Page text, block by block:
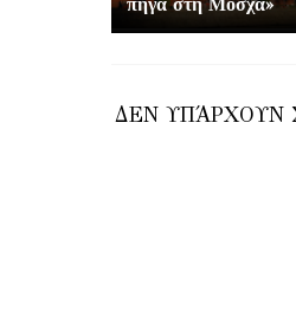
ΔΕΝ ΥΠΆΡΧΟΥΝ